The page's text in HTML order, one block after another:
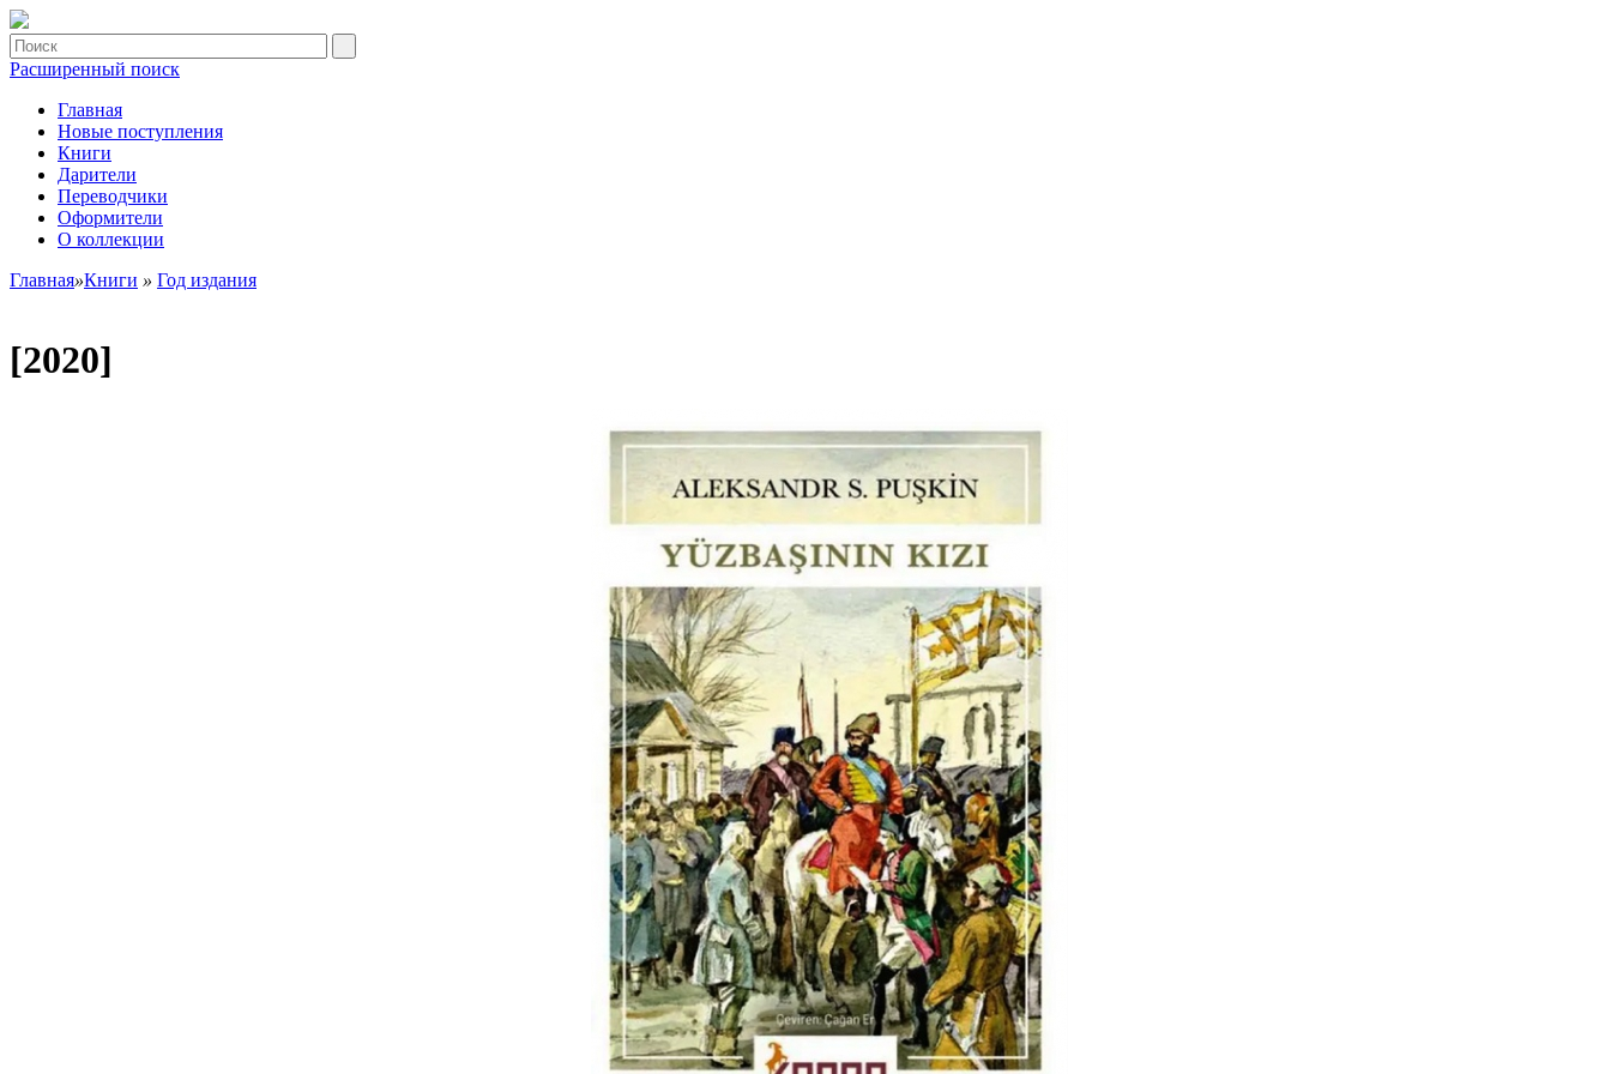
Расширенный поиск
Главная
Новые поступления
Книги
Дарители
Переводчики
Оформители
О коллекции
Главная»Книги » Год издания
[2020]